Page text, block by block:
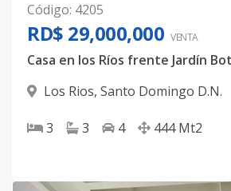
Código: 4205
RD$ 29,000,000 VENTA
Casa en los Ríos frente Jardín
Los Rios, Santo Domingo D.N.
3 3 4 444 Mt2